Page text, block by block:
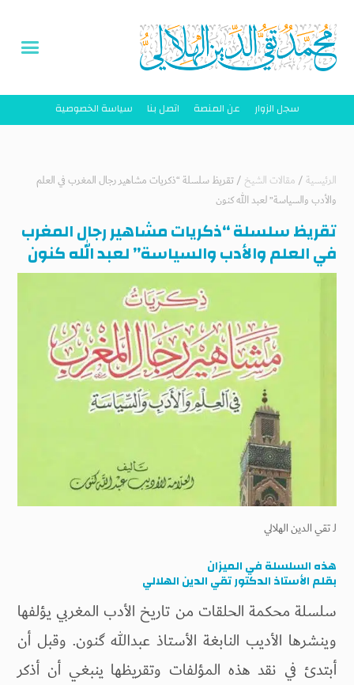
سجل الزوار عن المنصة اتصل بنا سياسة الخصوصية
الرئيسية/ مقالات الشيخ /تقريظ سلسلة “ذكريات مشاهير رجال المغرب في العلم
والأدب والسياسة” لعبد الله كنون
تقريظ سلسلة “ذكريات مشاهير رجال المغرب
في العلم والأدب والسياسة” لعبد الله كنون
لـتقي الدين الهلالي
هذه السلسلة في الميزان
بقلم الأستاذ الدكتور تقي الدين الهلالي
سلسلة محكمة الحلقات من تاريخ الأدب المغربي يؤلفها
وينشرها الأديب النابغة الأستاذ عبدالله گنون. وقبل أن
أبتدئ في نقد هذه المؤلفات وتقریظها ينبغي أن أذكر